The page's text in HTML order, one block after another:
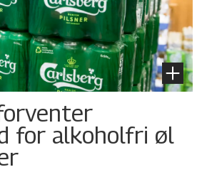
for alkoholfri øl